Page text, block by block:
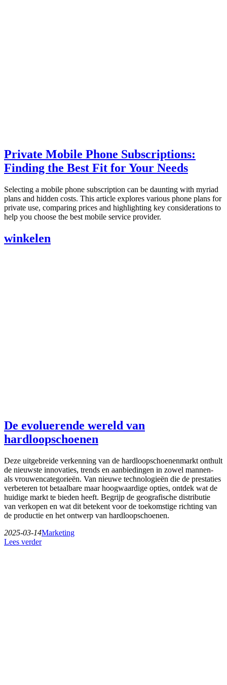
Private Mobile Phone Subscriptions:
Finding the Best Fit for Your Needs
Selecting a mobile phone subscription can be daunting with myriad
plans and hidden costs. This article explores various phone plans for
private use, comparing prices and highlighting key considerations to
help you choose the best mobile service provider.
winkelen
De evoluerende wereld van
hardloopschoenen
Deze uitgebreide verkenning van de hardloopschoenenmarkt onthult
de nieuwste innovaties, trends en aanbiedingen in zowel mannen-
als vrouwencategorieën. Van nieuwe technologieën die de prestaties
verbeteren tot betaalbare maar hoogwaardige opties, ontdek wat de
huidige markt te bieden heeft. Begrijp de geografische distributie
van verkopen en wat dit betekent voor de toekomstige richting van
de productie en het ontwerp van hardloopschoenen.
2025-03-14Marketing
Lees verder